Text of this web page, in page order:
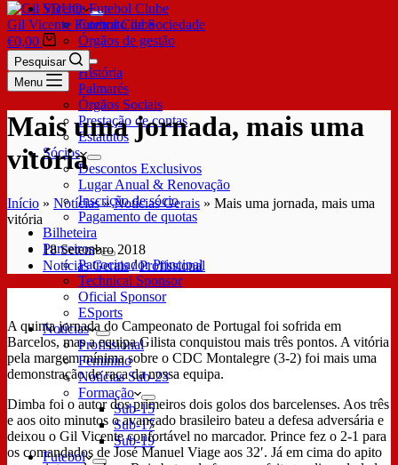
SDUQ
Contrato de Sociedade
Órgãos de gestão
Clube
História
Palmarés
Órgãos Sociais
Prestação de contas
Estatutos
Sócios
Descontos Exclusivos
Lugar Anual & Renovação
Inscrição de sócio
Pagamento de quotas
Bilheteira
Parceiros
Patrocinador Principal
Technical Sponsor
Oficial Sponsor
ESports
Notícias
Profissional
Feminino
Notícias Sub-23
Formação
Sub-15
Sub-17
Sub-19
Futebol
Gil Vicente Futebol Clube
€0,00
Pesquisar
Menu
Mais uma jornada, mais uma
vitória
Início » Notícias»Notícias Gerais » Mais uma jornada, mais uma
vitória
18 Setembro 2018
Notícias Gerais/Profissional
A quinta jornada do Campeonato de Portugal foi sofrida em
Barcelos, mas a equipa Gilista conquistou mais três pontos. A vitória
pela margem mínima sobre o CDC Montalegre (3-2) foi mais uma
demonstração de raça da nossa equipa.
Dimba foi o autor dos primeiros dois golos dos barcelenses. Aos três
e aos oito minutos o avançado brasileiro bateu a defesa adversária e
deixou o Gil Vicente confortável no marcador. Prince fez o 2-1 para
os comandados de José Manuel Viage aos 32′. Já em cima do apito